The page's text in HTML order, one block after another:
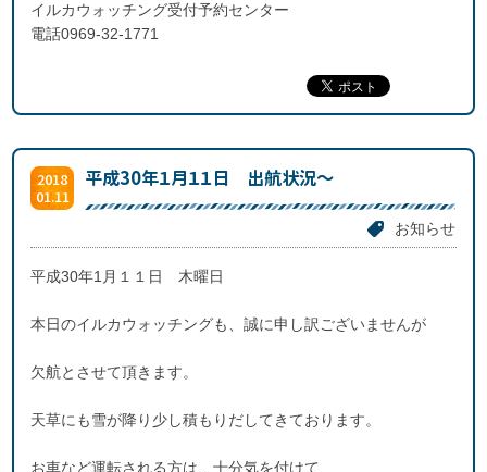
イルカウォッチング受付予約センター
電話0969-32-1771
2018
01.11
平成30年１月１１日 出航状況～
お知らせ
平成30年1月１１日 木曜日
本日のイルカウォッチングも、誠に申し訳ございませんが
欠航とさせて頂きます。
天草にも雪が降り少し積もりだしてきております。
お車など運転される方は、十分気を付けて